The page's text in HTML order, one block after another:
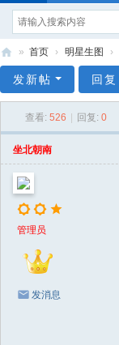
星
» 首页 › 明星生图 ›
发新帖 回复
查看: 526 回复: 0
坐北朝南
管理员
发消息